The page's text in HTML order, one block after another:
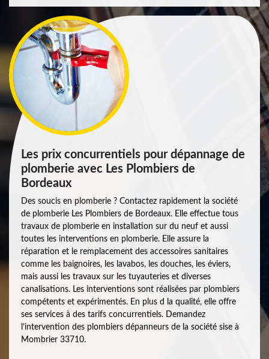
Les prix concurrentiels pour dépannage de
plomberie avec Les Plombiers de
Bordeaux
Des soucis en plomberie ? Contactez rapidement la société
de plomberie Les Plombiers de Bordeaux. Elle effectue tous
travaux de plomberie en installation sur du neuf et aussi
toutes les interventions en plomberie. Elle assure la
réparation et le remplacement des accessoires sanitaires
comme les baignoires, les lavabos, les douches, les éviers,
mais aussi les travaux sur les tuyauteries et diverses
canalisations. Les interventions sont réalisées par plombiers
compétents et expérimentés. En plus d la qualité, elle offre
ses services à des tarifs concurrentiels. Demandez
l’intervention des plombiers dépanneurs de la société sise à
Mombrier 33710.